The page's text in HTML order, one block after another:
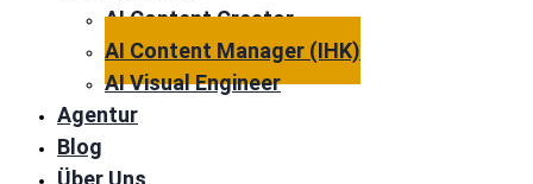
AI Content Creator
AI Content Manager (IHK)
AI Visual Engineer
Agentur
Blog
Über Uns